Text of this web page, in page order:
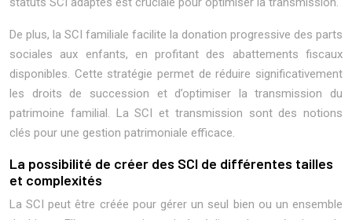
De plus, la SCI familiale facilite la donation progressive des parts
sociales aux enfants, en profitant des abattements fiscaux
disponibles. Cette stratégie permet de réduire significativement
les droits de succession et d’optimiser la transmission du
patrimoine familial. La SCI et transmission sont des notions
clés pour une gestion patrimoniale efficace.
La possibilité de créer des SCI de différentes tailles
et complexités
La SCI peut être créée pour gérer un seul bien ou un ensemble